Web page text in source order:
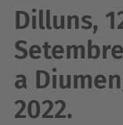
Dilluns,
a
2022.